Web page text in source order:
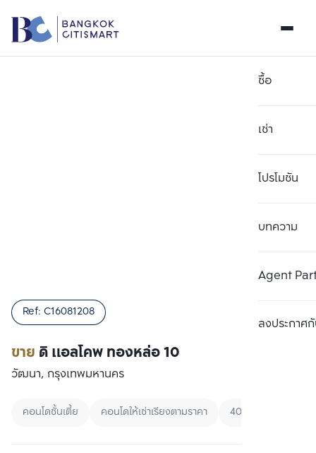
ซื้อ
เช่า
โปรโมชัน
บทความ
Agent
ลงประกาศกั
ขาย ดิ แอลโคพ ทองหล่อ 10
Ref: C16081208
วัฒนา, กรุงเทพมหานคร
คอนโดชั้นเตี้ย คอนโดให้เช่าเรียงตามราคา 40000 - 60000
เปรียบเทียบ